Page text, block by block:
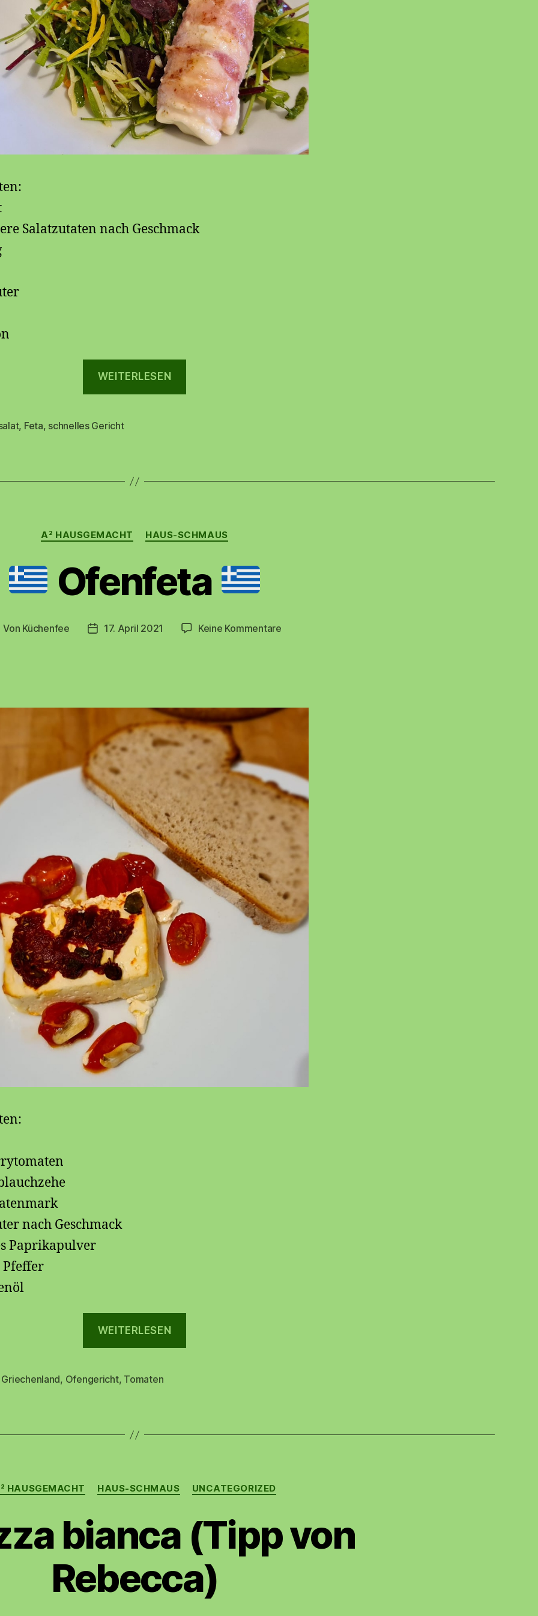
Salatzutaten nach Geschmack
WEITERLESEN
, Feta, schnelles Gericht
Kategorien
A² HAUSGEMACHT HAUS-SCHMAUS
Ofenfeta
Von Küchenfee Beitragsdatum
17. April 2021 Keine Kommentarezu
nach Geschmack
Paprikapulver
Pfeffer
WEITERLESEN
Griechenland, Ofengericht, Tomaten
Kategorien
HAUSGEMACHT HAUS-SCHMAUS UNCATEGORIZED
bianca (Tipp von
Rebecca)